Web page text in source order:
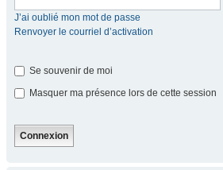
J’ai oublié mon mot de passe
Renvoyer le courriel d’activation
Se souvenir de moi
Masquer ma présence lors de cette session